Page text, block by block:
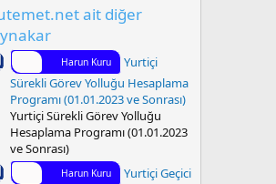
ait diğer
Harun Kuru
Yurtiçi
Sürekli Görev Yolluğu Hesaplama
Programı (01.01.2023 ve Sonrası)
Yurtiçi Sürekli Görev Yolluğu
Hesaplama Programı (01.01.2023
ve Sonrası)
Harun Kuru
Yurtiçi Geçici